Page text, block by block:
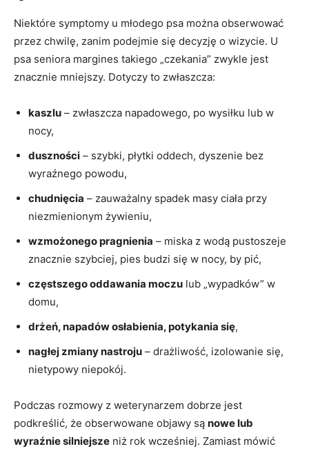
Niektóre symptomy u młodego psa można obserwować
przez chwilę, zanim podejmie się decyzję o wizycie. U
psa seniora margines takiego „czekania” zwykle jest
znacznie mniejszy. Dotyczy to zwłaszcza:
kaszlu – zwłaszcza napadowego, po wysiłku lub w
nocy,
duszności – szybki, płytki oddech, dyszenie bez
wyraźnego powodu,
chudnięcia – zauważalny spadek masy ciała przy
niezmienionym żywieniu,
wzmożonego pragnienia – miska z wodą pustoszeje
znacznie szybciej, pies budzi się w nocy, by pić,
częstszego oddawania moczu lub „wypadków” w
domu,
drżeń, napadów osłabienia, potykania się,
nagłej zmiany nastroju – drażliwość, izolowanie się,
nietypowy niepokój.
Podczas rozmowy z weterynarzem dobrze jest
podkreślić, że obserwowane objawy są nowe lub
wyraźnie silniejsze niż rok wcześniej. Zamiast mówić